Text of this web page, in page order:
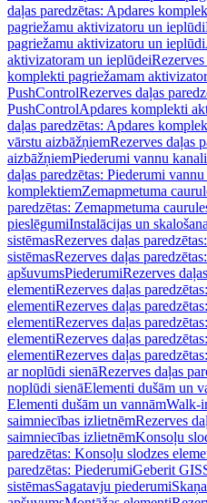
daļas paredzētas: Apdares
pagriežamu aktivizatoru un ieplūdi
pagriežamu aktivizatoru un ieplūdi
aktivizatoram un ieplūdei
komplekti pagriežamam
PushControlRezerves daļas
PushControlApdares komplekti
daļas paredzētas: Apdares
vārstu aizbāžņiemRezerves daļas
aizbāžņiemPiederumi vannu
daļas paredzētas: Piederumi
komplektiemZemapmetuma
paredzētas: Zemapmetuma
pieslēgumiInstalācijas un
sistēmasRezerves daļas
sistēmasRezerves daļas
apšuvumsPiederumiRezerves
elementiRezerves daļas
elementiRezerves daļas
elementiRezerves daļas
elementiRezerves daļas
elementiRezerves daļas
ar noplūdi sienāRezerves daļas
noplūdi sienāElementi dušām un
Elementi dušām un vannāmWalk-
saimniecības izlietnēmRezerves
saimniecības izlietnēmKonsoļu
paredzētas: Konsoļu slodzes
paredzētas: PiederumiGeberit GIS
sistēmasSagatavju piederumi